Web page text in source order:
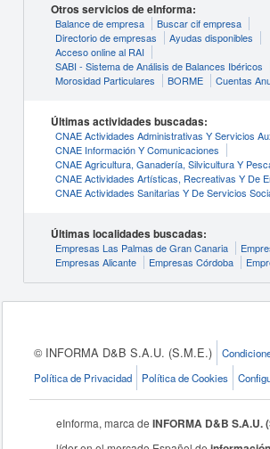
Otros servicios de eInforma:
Balance de empresa
Buscar cif empresa
Directorio de empresas
Ayudas disponibles
Acceso online al RAI
SABI - Sistema de Análisis de Balances Ibéricos
Morosidad Particulares
BORME Cuentas
Últimas actividades buscadas:
CNAE Actividades Administrativas Y Servicios
CNAE Información Y Comunicaciones
CNAE Agricultura, Ganadería, Silvicultura Y
CNAE Actividades Artísticas, Recreativas Y De
CNAE Actividades Sanitarias Y De Servicios
Últimas localidades buscadas:
Empresas Las Palmas de Gran Canaria
Empresas Alicante
Empresas Córdoba
© INFORMA D&B S.A.U. (S.M.E.)
Política de Privacidad
Política de Cookies
eInforma, marca deINFORMA D&B S.A.U.